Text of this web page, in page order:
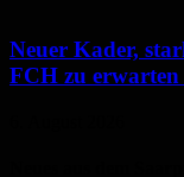
Neuer Kader,
FCH zu erwarten